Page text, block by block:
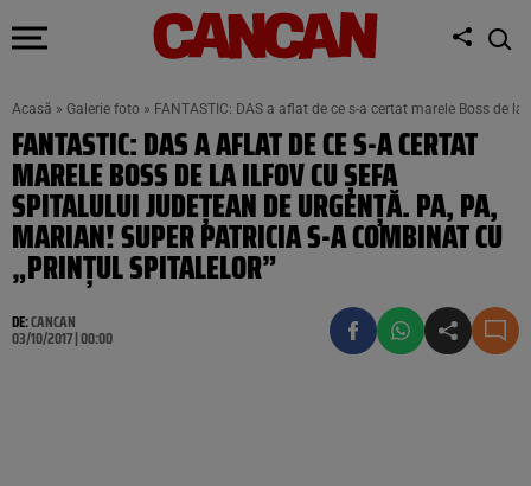
Acasă » Galerie foto » FANTASTIC: DAS a aflat de ce s-a certat marele Boss de
FANTASTIC: DAS A AFLAT DE CE S-A CERTAT
MARELE BOSS DE LA ILFOV CU ŞEFA
SPITALULUI JUDEŢEAN DE URGENŢĂ. PA, PA,
MARIAN! SUPER PATRICIA S-A COMBINAT CU
„PRINŢUL SPITALELOR”
DE:CANCAN
03/10/2017 | 00:00